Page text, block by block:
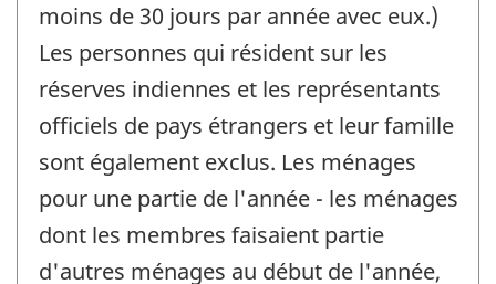
moins de 30 jours par année avec eux.)
Les personnes qui résident sur les
réserves indiennes et les représentants
officiels de pays étrangers et leur famille
sont également exclus. Les ménages
pour une partie de l'année - les ménages
dont les membres faisaient partie
d'autres ménages au début de l'année,